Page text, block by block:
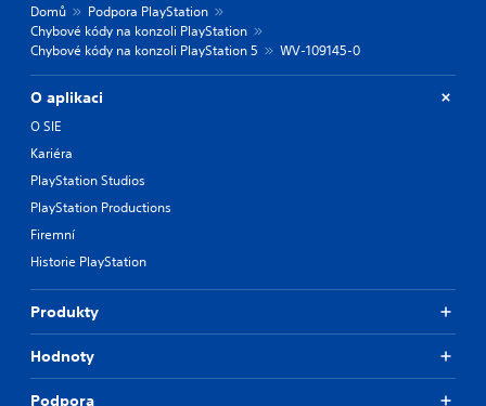
Domů
Podpora PlayStation
Chybové kódy na konzoli PlayStation
Chybové kódy na konzoli PlayStation 5
WV-109145-0
O aplikaci
O SIE
Kariéra
PlayStation Studios
PlayStation Productions
Firemní
Historie PlayStation
Produkty
Hodnoty
Podpora